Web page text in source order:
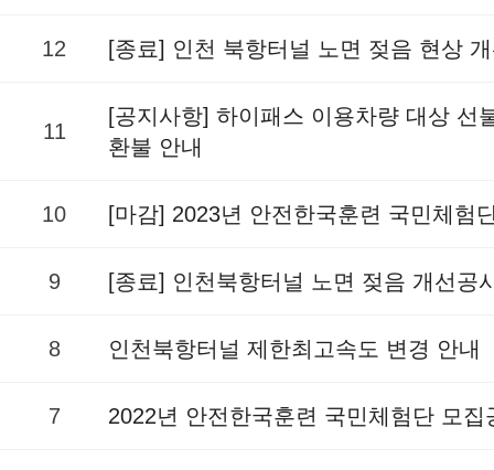
12 [종료] 인천 북항터널 노면 젖음 현상
11
[공지사항] 하이패스 이용차량 대상 선
환불 안내
10 [마감] 2023년 안전한국훈련 국민체험
9 [종료] 인천북항터널 노면 젖음 개선공
8 인천북항터널 제한최고속도 변경 안내
7 2022년 안전한국훈련 국민체험단 모집